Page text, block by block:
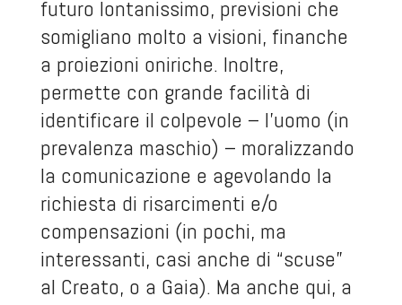
futuro lontanissimo, previsioni che
somigliano molto a visioni, finanche
a proiezioni oniriche. Inoltre,
permette con grande facilità di
identificare il colpevole – l’uomo (in
prevalenza maschio) – moralizzando
la comunicazione e agevolando la
richiesta di risarcimenti e/o
compensazioni (in pochi, ma
interessanti, casi anche di “scuse”
al Creato, o a Gaia). Ma anche qui, a